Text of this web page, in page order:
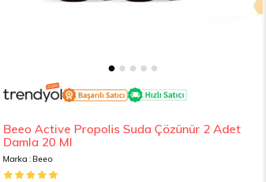
Beeo Active Propolis Suda Çözünür 2 Adet
Damla 20 Ml
Marka : Beeo